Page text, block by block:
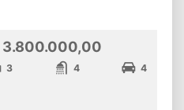
3.800.000,00
3 4 4